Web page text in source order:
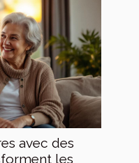
avec des
les